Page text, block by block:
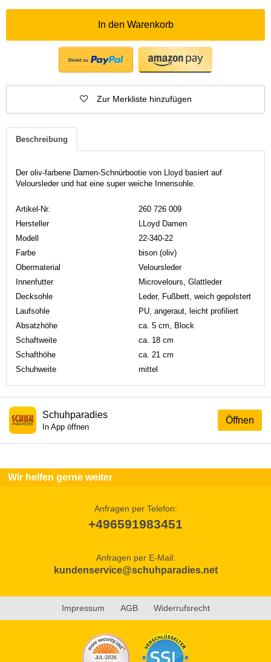
In den Warenkorb
Zur Merkliste hinzufügen
Beschreibung
Der oliv-farbene Damen-Schnürbootie von Lloyd basiert auf
Veloursleder und hat eine super weiche Innensohle.
Artikel-Nr.
260 726 009
Hersteller
LLoyd Damen
Modell
22-340-22
Farbe
bison (oliv)
Obermaterial
Veloursleder
Innenfutter
Microvelours, Glattleder
Decksohle
Leder, Fußbett, weich gepolstert
Laufsohle
PU, angeraut, leicht profiliert
Absatzhöhe
ca. 5 cm, Block
Schaftweite
ca. 18 cm
Schafthöhe
ca. 21 cm
Schuhweite
mittel
Öffnen
Schuhparadies
In App öffnen
Wir helfen gerne weiter
Anfragen per Telefon:
+496591983451
Anfragen per E-Mail:
kundenservice@schuhparadies.net
Impressum AGB Widerrufsrecht